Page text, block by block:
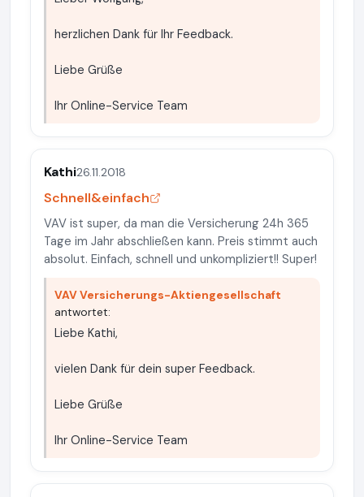
herzlichen Dank für Ihr Feedback.
Liebe Grüße
Ihr Online-Service Team
Kathi26.11.2018
Schnell&einfach
VAV ist super, da man die Versicherung 24h 365
Tage im Jahr abschließen kann. Preis stimmt auch
absolut. Einfach, schnell und unkompliziert!! Super!
VAV Versicherungs-Aktiengesellschaft
antwortet:
Liebe Kathi,
vielen Dank für dein super Feedback.
Liebe Grüße
Ihr Online-Service Team